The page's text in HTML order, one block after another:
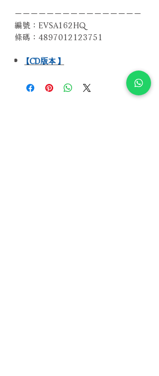
－－－－－－－－－－－－－－－－
編號：EVSA162HQ
條碼：4897012123751
【CD版本】